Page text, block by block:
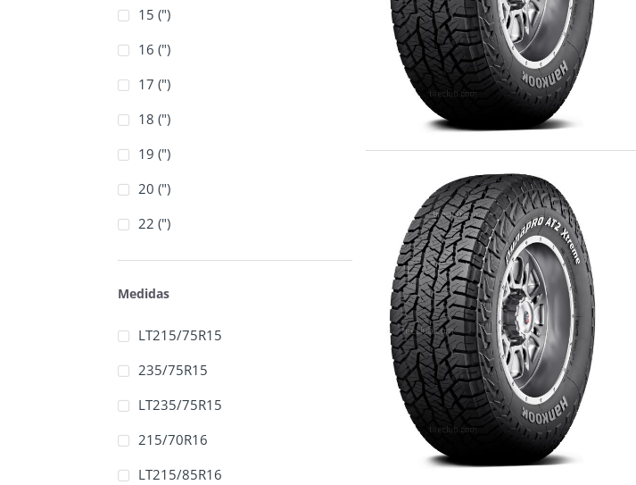
15 (")
16 (")
17 (")
18 (")
19 (")
20 (")
22 (")
Medidas
LT215/75R15
235/75R15
LT235/75R15
215/70R16
LT215/85R16